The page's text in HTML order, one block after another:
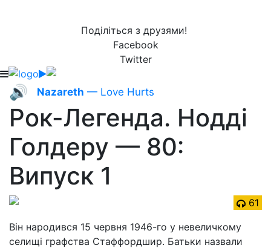
Поділіться з друзями!
Facebook
Twitter
🔊 Nazareth — Love Hurts
Рок-Легенда. Нодді
Голдеру — 80:
Випуск 1
61
Він народився 15 червня 1946-го у невеличкому
селищі графства Стаффордшир. Батьки назвали